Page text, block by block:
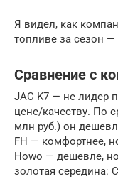
Я видел, как
топливе за сезон
Сравнение с
JAC K7 — не лидер
цене/качеству. По
млн руб.) он
FH — комфортнее,
Howo — дешевле,
золотая середина: